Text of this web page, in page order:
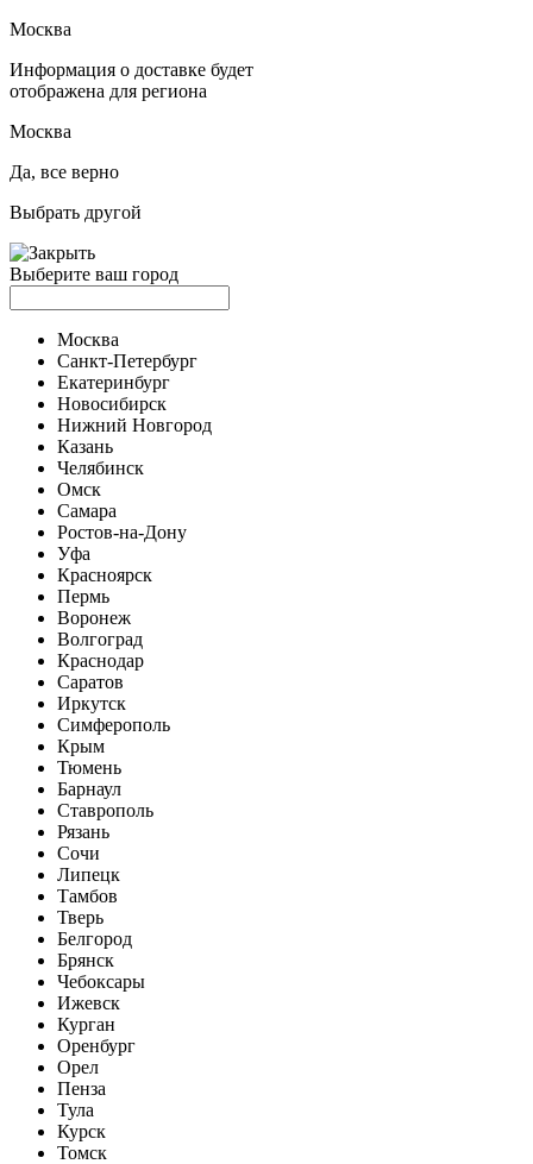
Москва
Информация о доставке будет
отображена для региона
Москва
Да, все верно
Выбрать другой
Выберите ваш город
Москва
Санкт-Петербург
Екатеринбург
Новосибирск
Нижний Новгород
Казань
Челябинск
Омск
Самара
Ростов-на-Дону
Уфа
Красноярск
Пермь
Воронеж
Волгоград
Краснодар
Саратов
Иркутск
Симферополь
Крым
Тюмень
Барнаул
Ставрополь
Рязань
Сочи
Липецк
Тамбов
Тверь
Белгород
Брянск
Чебоксары
Ижевск
Курган
Оренбург
Орел
Пенза
Тула
Курск
Томск